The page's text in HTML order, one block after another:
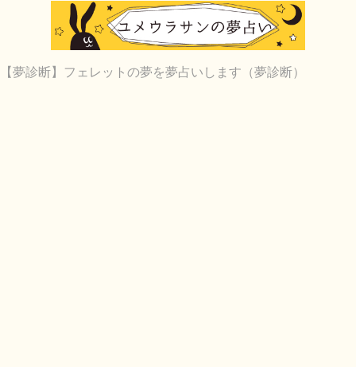
【夢診断】フェレットの夢を夢占いします（夢診断）